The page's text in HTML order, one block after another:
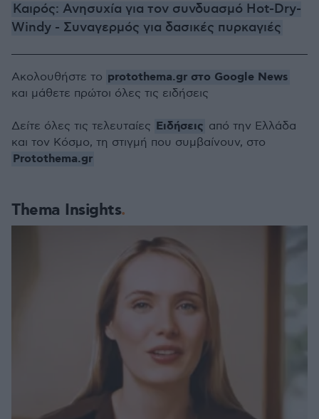
Καιρός: Ανησυχία για τον συνδυασμό Hot-Dry-
Windy - Συναγερμός για δασικές πυρκαγιές
Thema Insights
Ακολουθήστε το protothema.gr στο Google News
και μάθετε πρώτοι όλες τις ειδήσεις
Δείτε όλες τις τελευταίες Ειδήσεις από την Ελλάδα
και τον Κόσμο, τη στιγμή που συμβαίνουν, στο
Protothema.gr